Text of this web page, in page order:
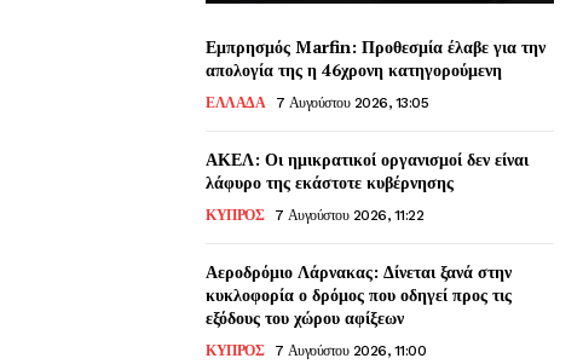
Εμπρησμός Marfin: Προθεσμία έλαβε για την
απολογία της η 46χρονη κατηγορούμενη
ΕΛΛΑΔΑ 7 Αυγούστου 2026, 13:05
ΑΚΕΛ: Οι ημικρατικοί οργανισμοί δεν είναι
λάφυρο της εκάστοτε κυβέρνησης
ΚΥΠΡΟΣ 7 Αυγούστου 2026, 11:22
Αεροδρόμιο Λάρνακας: Δίνεται ξανά στην
κυκλοφορία ο δρόμος που οδηγεί προς τις
εξόδους του χώρου αφίξεων
ΚΥΠΡΟΣ 7 Αυγούστου 2026, 11:00